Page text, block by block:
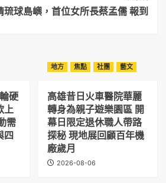
琉球島嶼，首位女所長蔡孟儒 報到
硬
上
需
四
地方 焦點 社團 藝文
高雄昔日火車醫院華麗
轉身為親子遊樂園區 開
幕日限定退休職人帶路
探秘 現地展回顧百年機
廠歲月
2026-08-06